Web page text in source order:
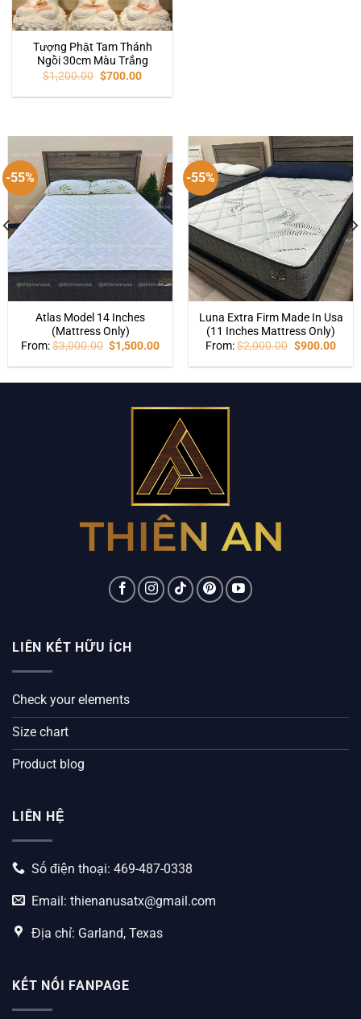
Tượng Phật Tam Thánh
Ngồi 30cm Màu Trắng
$1,200.00 $700.00
-55%
Atlas Model 14 Inches
(Mattress Only)
From:$3,000.00 $1,500.00
-55%
Luna Extra Firm Made In Usa
(11 Inches Mattress Only)
From: $2,000.00 $900.00
LIÊN KẾT HỮU ÍCH
Check your elements
Size chart
Product blog
LIÊN HỆ
Số điện thoại: 469-487-0338
Email: thienanusatx@gmail.com
Địa chỉ: Garland, Texas
KẾT NỐI FANPAGE